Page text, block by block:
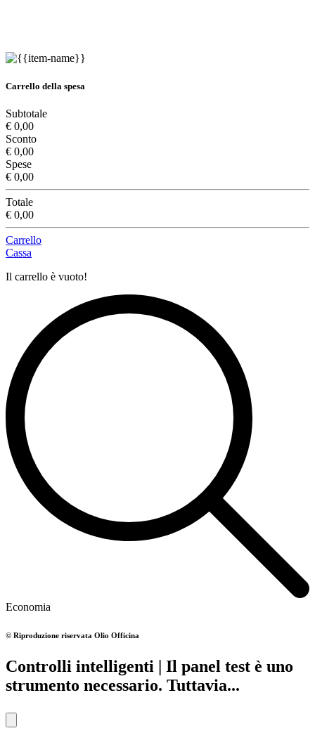
Carrello della spesa
Subtotale
€ 0,00
Sconto
€ 0,00
Spese
€ 0,00
Totale
€ 0,00
Carrello
Cassa
Il carrello è vuoto!
Economia
© Riproduzione riservata Olio Officina
Controlli intelligenti | Il panel test è uno
strumento necessario. Tuttavia...